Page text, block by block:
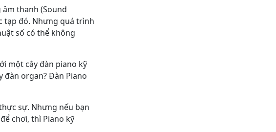
thanh (Sound
tạp đó. Nhưng quá trình
số có thể không
một cây đàn piano kỹ
đàn organ? Đàn Piano
sự. Nhưng nếu bạn
chơi, thì Piano kỹ